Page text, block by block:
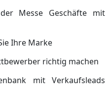
Messe Geschäfte mit
Ihre Marke
richtig machen
mit Verkaufsleads